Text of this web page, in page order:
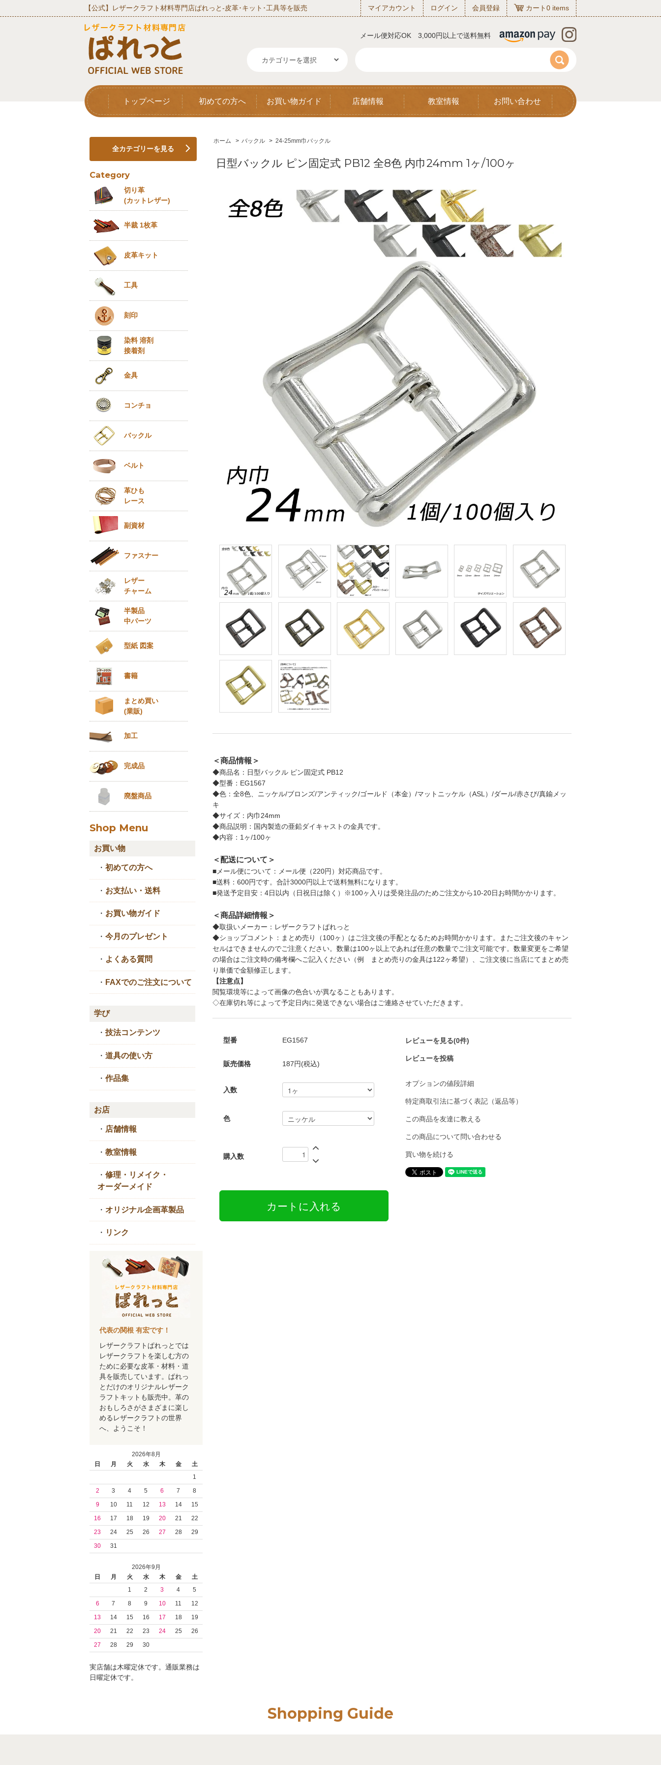
【公式】レザークラフト材料専門店ぱれっと‐皮革･キット･工具等を販売 マイアカウント ログイン 会員登録 カート0 items
メール便対応OK 3,000円以上で送料無料
トップページ 初めての方へ お買い物ガイド 店舗情報 教室情報 お問い合わせ
ホーム > バックル > 24-25mm巾バックル
日型バックル ピン固定式 PB12 全8色 内巾24mm 1ヶ/100ヶ
＜商品情報＞
◆商品名：日型バックル ピン固定式 PB12
◆型番：EG1567
◆色：全8色、ニッケル/ブロンズ/アンティック/ゴールド（本金）/マットニッケル（ASL）/ダール/赤さび/真鍮メッ
キ
◆サイズ：内巾24mm
◆商品説明：国内製造の亜鉛ダイキャストの金具です。
◆内容：1ヶ/100ヶ
＜配送について＞
■メール便について：メール便（220円）対応商品です。
■送料：600円です。合計3000円以上で送料無料になります。
■発送予定目安：4日以内（日祝日は除く）※100ヶ入りは受発注品のためご注文から10-20日お時間かかります。
＜商品詳細情報＞
◆取扱いメーカー：レザークラフトぱれっと
◆ショップコメント：まとめ売り（100ヶ）はご注文後の手配となるためお時間かかります。またご注文後のキャン
セルはできませんのでご注意ください。数量は100ヶ以上であれば任意の数量でご注文可能です。数量変更をご希望
の場合はご注文時の備考欄へご記入ください（例 まとめ売りの金具は122ヶ希望）、ご注文後に当店にてまとめ売
り単価で金額修正します。
【注意点】
閲覧環境等によって画像の色合いが異なることもあります。
◇在庫切れ等によって予定日内に発送できない場合はご連絡させていただきます。
型番 EG1567
販売価格 187円(税込)
入数
色
購入数
レビューを見る(0件)
レビューを投稿
オプションの値段詳細
特定商取引法に基づく表記（返品等）
この商品を友達に教える
この商品について問い合わせる
買い物を続ける
全カテゴリーを見る
Category
切り革
(カットレザー)
半裁 1枚革
皮革キット
工具
刻印
染料 溶剤
接着剤
金具
コンチョ
バックル
ベルト
革ひも
レース
副資材
ファスナー
レザー
チャーム
半製品
中パーツ
型紙 図案
書籍
まとめ買い
(業販)
加工
完成品
廃盤商品
Shop Menu
お買い物
・ 初めての方へ
・ お支払い・送料
・ お買い物ガイド
・ 今月のプレゼント
・ よくある質問
・ FAXでのご注文について
学び
・ 技法コンテンツ
・ 道具の使い方
・ 作品集
お店
・ 店舗情報
・ 教室情報
・ 修理・リメイク・
オーダーメイド
・ オリジナル企画革製品
・ リンク
代表の関根 有宏です！
レザークラフトぱれっとでは
レザークラフトを楽しむ方の
ために必要な皮革・材料・道
具を販売しています。ぱれっ
とだけのオリジナルレザーク
ラフトキットも販売中。革の
おもしろさがさまざまに楽し
めるレザークラフトの世界
へ、ようこそ！
2026年8月
日
月 火 水 木 金
土
1
2
3 4 5 6 7
8
9
10 11 12 13 14
15
16
17 18 19 20 21
22
23
24 25 26 27 28
29
30
31
2026年9月
日
月 火 水 木 金
土
1
2 3 4
5
6
7 8 9 10 11
12
13
14 15 16 17 18
19
20
21 22 23 24 25
26
27
28 29 30
実店舗は木曜定休です。通販業務は
日曜定休です。
Shopping Guide